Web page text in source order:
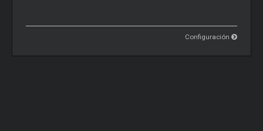
Configuración